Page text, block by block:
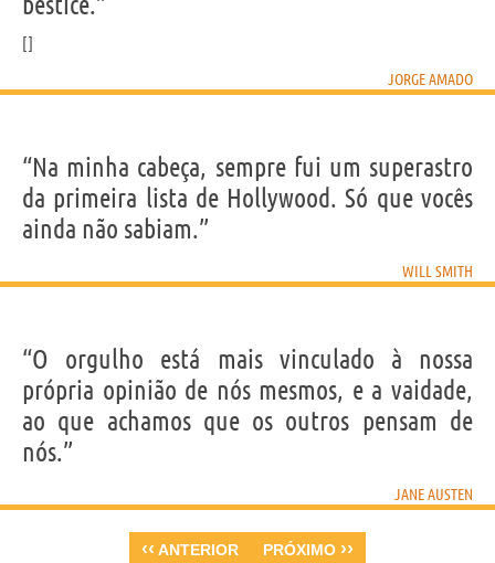
JORGE AMADO
“Na minha cabeça, sempre fui um superastro
da primeira lista de Hollywood. Só que vocês
ainda não sabiam.”
WILL SMITH
“O orgulho está mais vinculado à nossa
própria opinião de nós mesmos, e a vaidade,
ao que achamos que os outros pensam de
nós.”
JANE AUSTEN
‹‹ ANTERIOR PRÓXIMO ››